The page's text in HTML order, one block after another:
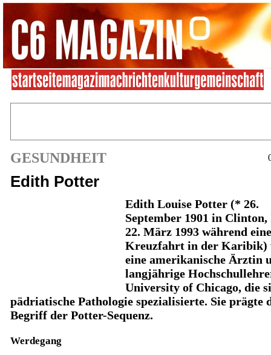
GESUNDHEIT
Edith Potter
Edith Louise Potter (* 26.
September 1901 in
22. März 1993 während
Kreuzfahrt in der Karibik)
eine amerikanische Ärztin
langjährige
University of Chicago, die
pädriatische Pathologie spezialisierte. Sie prägte
Begriff der Potter-Sequenz.
Werdegang